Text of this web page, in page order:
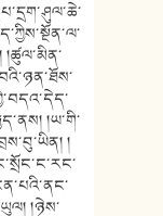
།ཡ་གི་
།
།ཉེས་